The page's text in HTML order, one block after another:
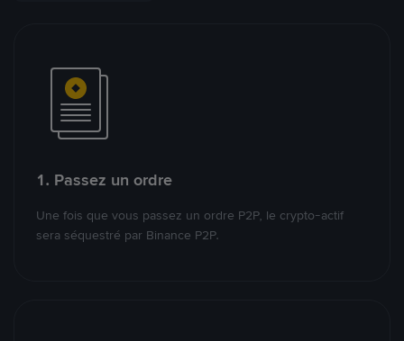
1. Passez un ordre
Une fois que vous passez un ordre P2P, le crypto-actif
sera séquestré par Binance P2P.